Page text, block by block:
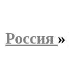
Россия »